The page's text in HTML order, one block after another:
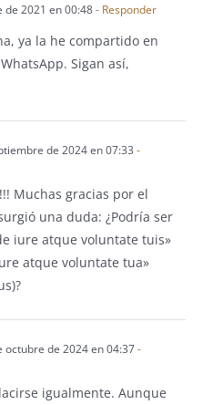
de 2021 en 00:48- Responder
ya la he compartido en
Sigan así,
de 2024 en 07:33 -
Muchas gracias por el
una duda: ¿Podría ser
iure atque voluntate tuis»
atque voluntate tua»
octubre de 2024 en 04:37-
igualmente. Aunque